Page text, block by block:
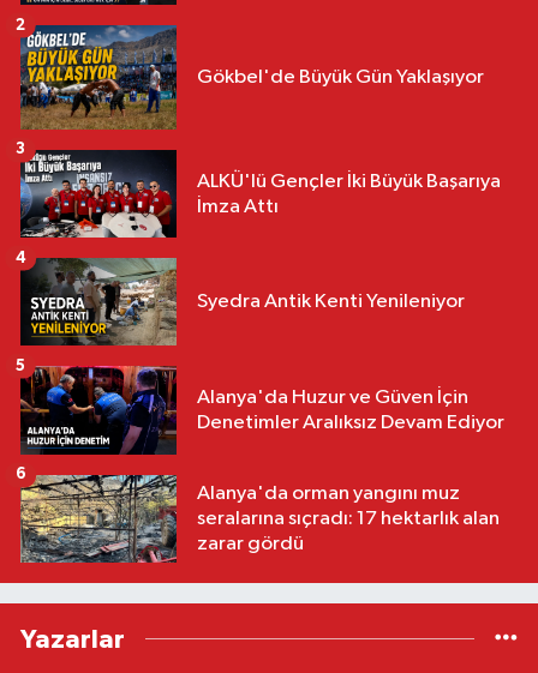
Gökbel'de Büyük Gün Yaklaşıyor
2
ALKÜ'lü Gençler İki Büyük Başarıya
İmza Attı
3
Syedra Antik Kenti Yenileniyor
4
Alanya'da Huzur ve Güven İçin
Denetimler Aralıksız Devam Ediyor
5
Alanya'da orman yangını muz
seralarına sıçradı: 17 hektarlık alan
zarar gördü
6
Yazarlar